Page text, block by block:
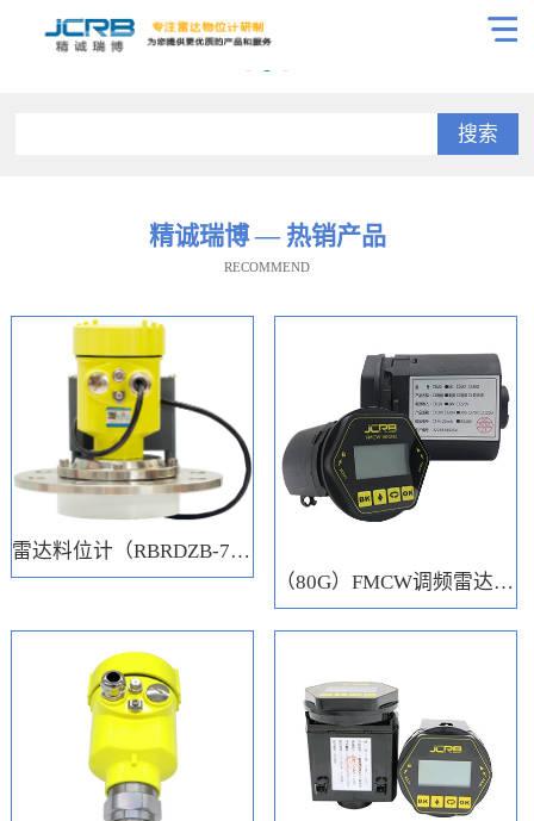
搜索
精诚瑞博 — 热销产品
RECOMMEND
雷达料位计（RBRDZB-71-6-C）
（80G）FMCW调频雷达电子模块